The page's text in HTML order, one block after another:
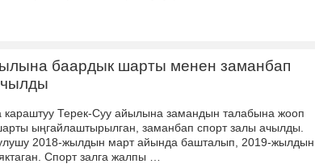
баардык шарты менен заманбап
караштуу Терек-Суу айылына замандын талабына жооп
ыңгайлаштырылган, заманбап спорт залы ачылды.
2018-жылдын март айында башталып, 2019-жылдын
Спорт залга жалпы …